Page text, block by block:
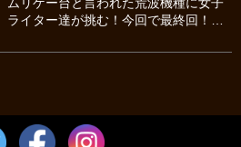
ライター達が挑む！今回で最終回！！
が全員神がかりの展開に！？荒波破壊